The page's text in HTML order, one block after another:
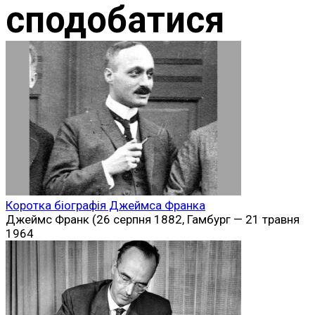
сподобатися
Коротка біографія Джеймса Франка
Джеймс Франк (26 серпня 1882, Гамбург — 21 травня
1964